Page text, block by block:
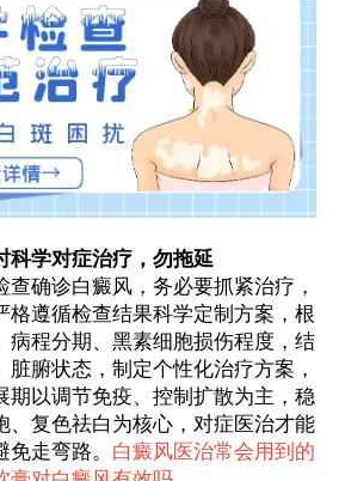
学对症治疗，勿拖延
确诊白癜风，务必要抓紧治疗，
格遵循检查结果科学定制方案，根
病程分期、黑素细胞损伤程度，结
腑状态，制定个性化治疗方案，
期以调节免疫、控制扩散为主，稳
、复色祛白为核心，对症医治才能
走弯路。 白癜风医治常会用到的